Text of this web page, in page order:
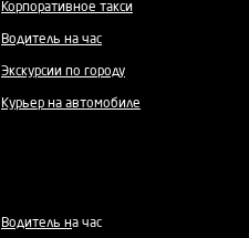
Корпоративное такси
Водитель на час
Экскурсии по городу
Курьер на автомобиле
Водитель на час